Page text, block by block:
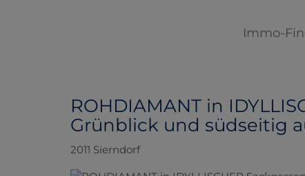
Immo-
ROHDIAMANT in
Grünblick und südseitig
2011 Sierndorf